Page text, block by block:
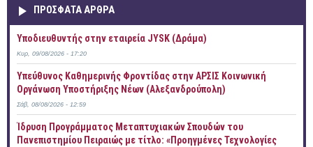
ΠΡOΣΦΑΤΑ AΡΘΡΑ
Υποδιευθυντής στην εταιρεία JYSK (Δράμα)
Κυρ, 09/08/2026 - 17:20
Yπεύθυνος Καθημερινής Φροντίδας στην ΑΡΣΙΣ Κοινωνική
Οργάνωση Υποστήριξης Νέων (Αλεξανδρούπολη)
Σάβ, 08/08/2026 - 12:59
Ίδρυση Προγράμματος Μεταπτυχιακών Σπουδών του
Πανεπιστημίου Πειραιώς με τίτλο: «Προηγμένες Τεχνολογίες